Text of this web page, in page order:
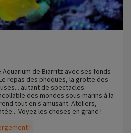
!
de Biarritz avec ses fonds
repas des phoques, la grotte des
autant de spectacles
des mondes sous-marins à la
tout en s'amusant. Ateliers,
Voyez les choses en grand !